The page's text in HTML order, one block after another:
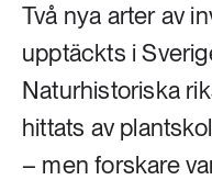
Två nya arter av
upptäckts i
Naturhistoriska
hittats av
– men forskare